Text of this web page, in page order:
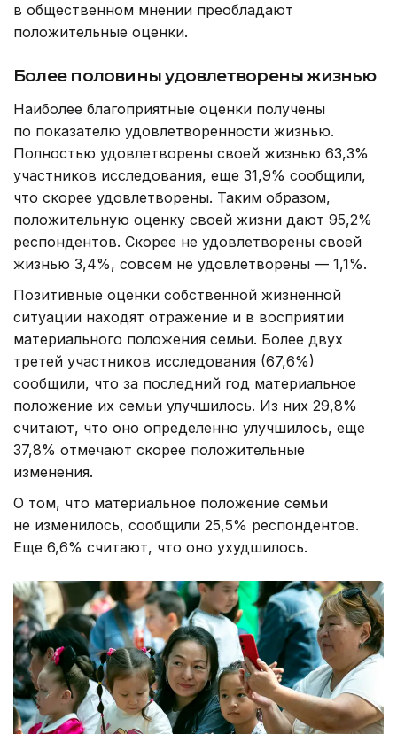
в общественном мнении преобладают
положительные оценки.
Более половины удовлетворены жизнью
Наиболее благоприятные оценки получены
по показателю удовлетворенности жизнью.
Полностью удовлетворены своей жизнью 63,3%
участников исследования, еще 31,9% сообщили,
что скорее удовлетворены. Таким образом,
положительную оценку своей жизни дают 95,2%
респондентов. Скорее не удовлетворены своей
жизнью 3,4%, совсем не удовлетворены — 1,1%.
Позитивные оценки собственной жизненной
ситуации находят отражение и в восприятии
материального положения семьи. Более двух
третей участников исследования (67,6%)
сообщили, что за последний год материальное
положение их семьи улучшилось. Из них 29,8%
считают, что оно определенно улучшилось, еще
37,8% отмечают скорее положительные
изменения.
О том, что материальное положение семьи
не изменилось, сообщили 25,5% респондентов.
Еще 6,6% считают, что оно ухудшилось.